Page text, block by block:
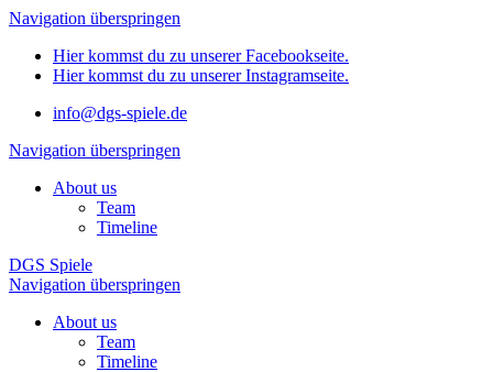
Navigation überspringen
Hier kommst du zu unserer Facebookseite.
Hier kommst du zu unserer Instagramseite.
info@dgs-spiele.de
Navigation überspringen
About us
Team
Timeline
DGS Spiele
Navigation überspringen
About us
Team
Timeline